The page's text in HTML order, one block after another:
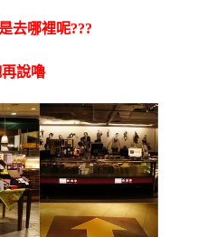
去哪裡呢???
說嚕